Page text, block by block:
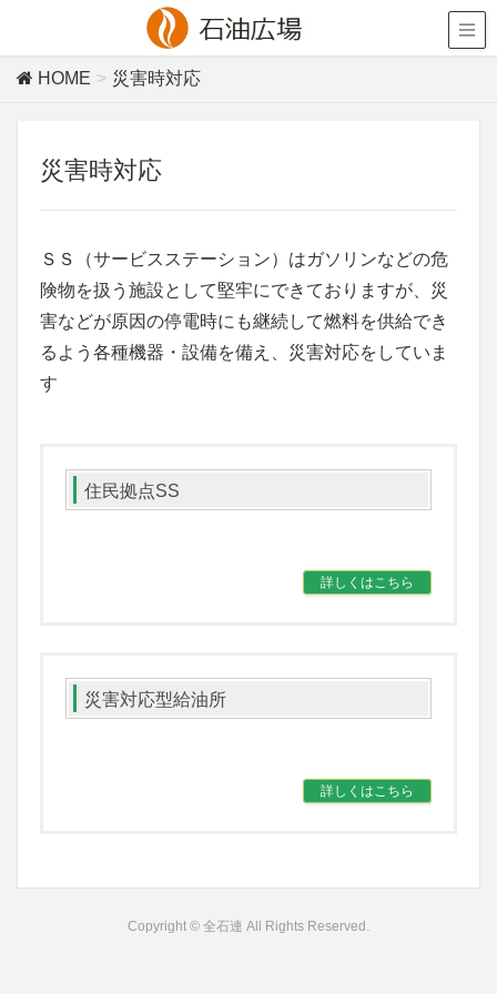
HOME 災害時対応
災害時対応
ＳＳ（サービスステーション）はガソリンなどの危
険物を扱う施設として堅牢にできておりますが、災
害などが原因の停電時にも継続して燃料を供給でき
るよう各種機器・設備を備え、災害対応をしていま
す
住民拠点SS
詳しくはこちら
災害対応型給油所
詳しくはこちら
Copyright © 全石連 All Rights Reserved.